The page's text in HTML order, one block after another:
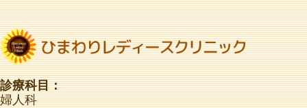
診療科目：
婦人科